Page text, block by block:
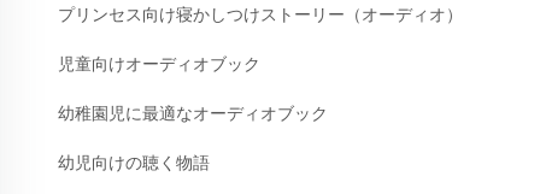
プリンセス向け寝かしつけストーリー（オーディオ）
児童向けオーディオブック
幼稚園児に最適なオーディオブック
幼児向けの聴く物語